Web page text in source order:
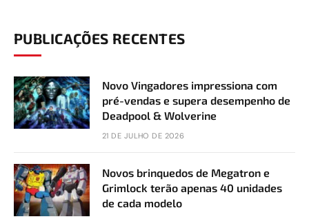
PUBLICAÇÕES RECENTES
Novo Vingadores impressiona com
pré-vendas e supera desempenho de
Deadpool & Wolverine
21 DE JULHO DE 2026
Novos brinquedos de Megatron e
Grimlock terão apenas 40 unidades
de cada modelo